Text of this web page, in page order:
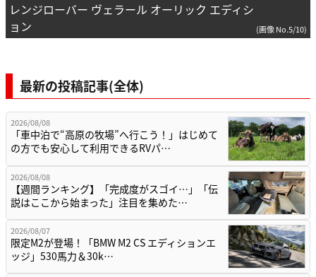
レンジローバー ヴェラール オーリック エディシ
ョン
(画像 No.5/10)
最新の投稿記事(全体)
2026/08/08
「車中泊で“高原の牧場”へ行こう！」はじめて
の方でも安心して利用できるRVパ…
2026/08/08
【週間ランキング】「完成度がスゴイ…」「伝
説はここから始まった」注目を集めた…
2026/08/07
限定M2が登場！「BMW M2 CS エディションエ
ッジ」530馬力＆30k…